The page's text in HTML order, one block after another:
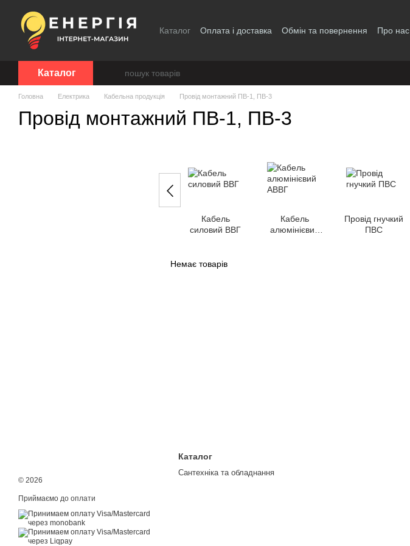
Каталог Оплата і доставка Обмін та повернення Про нас
Каталог
Головна Електрика Кабельна продукція Провід монтажний ПВ-1, ПВ-3
Провід монтажний ПВ-1, ПВ-3
Кабель
силовий ВВГ
Кабель
алюмінієвий
Провід гнучкий
ПВС
Немає товарів
© 2026
Приймаємо до оплати
Каталог
Сантехніка та обладнання